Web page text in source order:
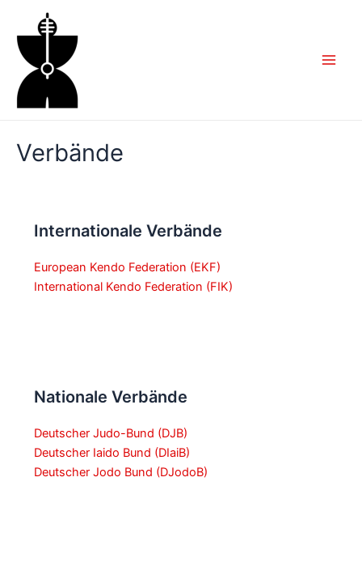
springen
Verbände
Internationale Verbände
European Kendo Federation (EKF)
International Kendo Federation (FIK)
Nationale Verbände
Deutscher Judo-Bund (DJB)
Deutscher Iaido Bund (DIaiB)
Deutscher Jodo Bund (DJodoB)